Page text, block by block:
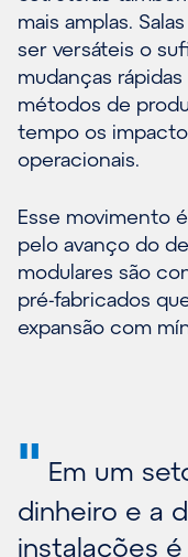
mais amplas.
ser versáteis o
mudanças
métodos de
tempo os
operacionais.
Esse movimento
pelo avanço do
modulares são
pré-fabricados
expansão com
" Em um
dinheiro e a
instalações